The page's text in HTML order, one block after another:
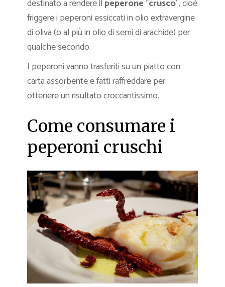
destinato a rendere il peperone“crusco”, cioè
friggere i peperoni essiccati in olio extravergine
di oliva (o al più in olio di semi di arachide) per
qualche secondo.
I peperoni vanno trasferiti su un piatto con
carta assorbente e fatti raffreddare per
ottenere un risultato croccantissimo.
Come consumare i
peperoni cruschi